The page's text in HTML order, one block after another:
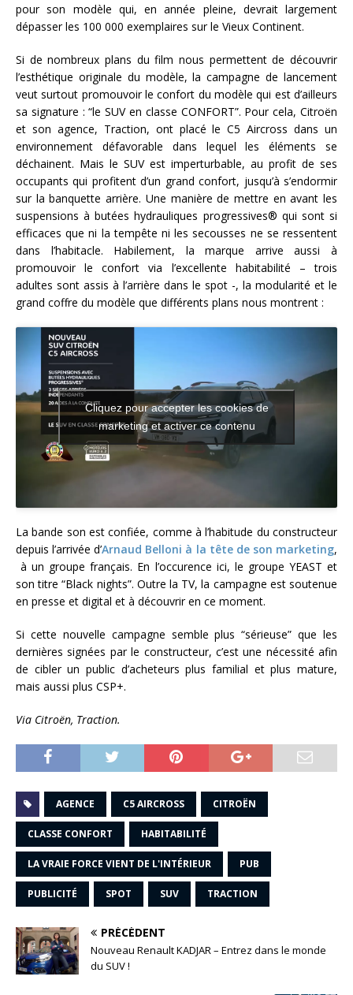
pour son modèle qui, en année pleine, devrait largement
dépasser les 100 000 exemplaires sur le Vieux Continent.
Si de nombreux plans du film nous permettent de découvrir
l’esthétique originale du modèle, la campagne de lancement
veut surtout promouvoir le confort du modèle qui est d’ailleurs
sa signature : “le SUV en classe CONFORT”. Pour cela, Citroën
et son agence, Traction, ont placé le C5 Aircross dans un
environnement défavorable dans lequel les éléments se
déchainent. Mais le SUV est imperturbable, au profit de ses
occupants qui profitent d’un grand confort, jusqu’à s’endormir
sur la banquette arrière. Une manière de mettre en avant les
suspensions à butées hydrauliques progressives® qui sont si
efficaces que ni la tempête ni les secousses ne se ressentent
dans l’habitacle. Habilement, la marque arrive aussi à
promouvoir le confort via l’excellente habitabilité – trois
adultes sont assis à l’arrière dans le spot -, la modularité et le
grand coffre du modèle que différents plans nous montrent :
Cliquez pour accepter les cookies de
marketing et activer ce contenu
La bande son est confiée, comme à l’habitude du constructeur
depuis l’arrivée d’Arnaud Belloni à la tête de son marketing,
à un groupe français. En l’occurence ici, le groupe YEAST et
son titre “Black nights”. Outre la TV, la campagne est soutenue
en presse et digital et à découvrir en ce moment.
Si cette nouvelle campagne semble plus “sérieuse” que les
dernières signées par le constructeur, c’est une nécessité afin
de cibler un public d’acheteurs plus familial et plus mature,
mais aussi plus CSP+.
Via Citroën, Traction.
AGENCE C5 AIRCROSS CITROËN
CLASSE CONFORT HABITABILITÉ
LA VRAIE FORCE VIENT DE L'INTÉRIEUR PUB
PUBLICITÉ SPOT SUV TRACTION
PRÉCÉDENT
Nouveau Renault KADJAR – Entrez dans le monde
du SUV !